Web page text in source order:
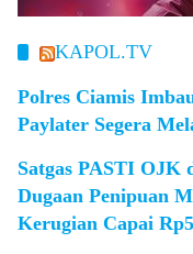
KAPOL.TV
Polres Ciamis
Paylater Segera
Satgas PASTI OJK
Dugaan Penipuan
Kerugian Capai